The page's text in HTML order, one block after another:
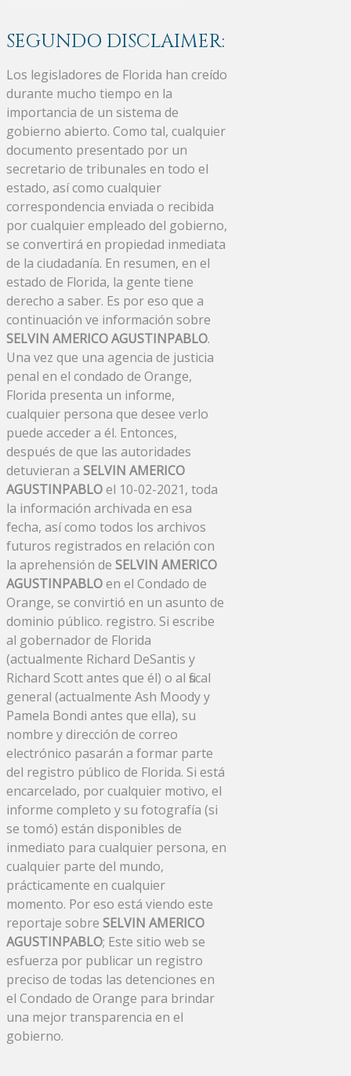
SEGUNDO DISCLAIMER:
Los legisladores de Florida han creído
durante mucho tiempo en la
importancia de un sistema de
gobierno abierto. Como tal, cualquier
documento presentado por un
secretario de tribunales en todo el
estado, así como cualquier
correspondencia enviada o recibida
por cualquier empleado del gobierno,
se convertirá en propiedad inmediata
de la ciudadanía. En resumen, en el
estado de Florida, la gente tiene
derecho a saber. Es por eso que a
continuación ve información sobre
SELVIN AMERICO AGUSTINPABLO.
Una vez que una agencia de justicia
penal en el condado de Orange,
Florida presenta un informe,
cualquier persona que desee verlo
puede acceder a él. Entonces,
después de que las autoridades
detuvieran a SELVIN AMERICO
AGUSTINPABLOel 10-02-2021, toda
la información archivada en esa
fecha, así como todos los archivos
futuros registrados en relación con
la aprehensión de SELVIN AMERICO
AGUSTINPABLOen el Condado de
Orange, se convirtió en un asunto de
dominio público. registro. Si escribe
al gobernador de Florida
(actualmente Richard DeSantis y
Richard Scott antes que él) o al fiscal
general (actualmente Ash Moody y
Pamela Bondi antes que ella), su
nombre y dirección de correo
electrónico pasarán a formar parte
del registro público de Florida. Si está
encarcelado, por cualquier motivo, el
informe completo y su fotografía (si
se tomó) están disponibles de
inmediato para cualquier persona, en
cualquier parte del mundo,
prácticamente en cualquier
momento. Por eso está viendo este
reportaje sobre SELVIN AMERICO
AGUSTINPABLO; Este sitio web se
esfuerza por publicar un registro
preciso de todas las detenciones en
el Condado de Orange para brindar
una mejor transparencia en el
gobierno.